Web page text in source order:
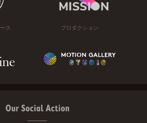
ス プロダクション
Our Social Action